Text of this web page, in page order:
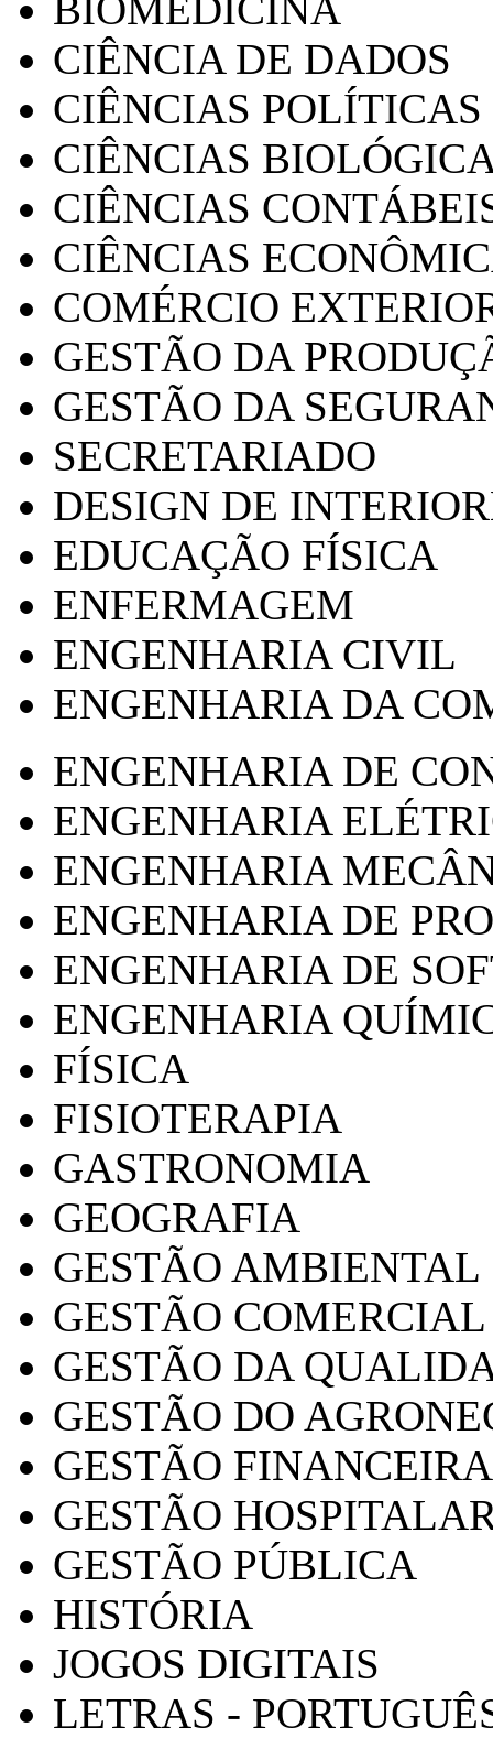
CIÊNCIA DE DADOS
CIÊNCIAS POLÍTICAS
CIÊNCIAS
CIÊNCIAS
CIÊNCIAS
COMÉRCIO
GESTÃO DA
GESTÃO DA
SECRETARIADO
DESIGN DE
EDUCAÇÃO FÍSICA
ENFERMAGEM
ENGENHARIA CIVIL
ENGENHARIA DA
ENGENHARIA DE
ENGENHARIA
ENGENHARIA
ENGENHARIA DE
ENGENHARIA DE
ENGENHARIA
FÍSICA
FISIOTERAPIA
GASTRONOMIA
GEOGRAFIA
GESTÃO AMBIENTAL
GESTÃO COMERCIAL
GESTÃO DA
GESTÃO DO
GESTÃO FINANCEIRA
GESTÃO
GESTÃO PÚBLICA
HISTÓRIA
JOGOS DIGITAIS
LETRAS -